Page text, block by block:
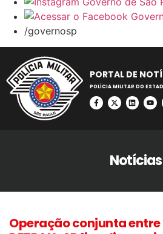
/governosp
PORTAL DE
POLÍCIA MILITAR DO
Notícias
Operação conjunta